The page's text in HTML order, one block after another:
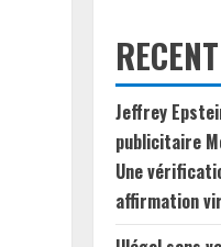
Jeffrey
publicitaire
Une
affirmation